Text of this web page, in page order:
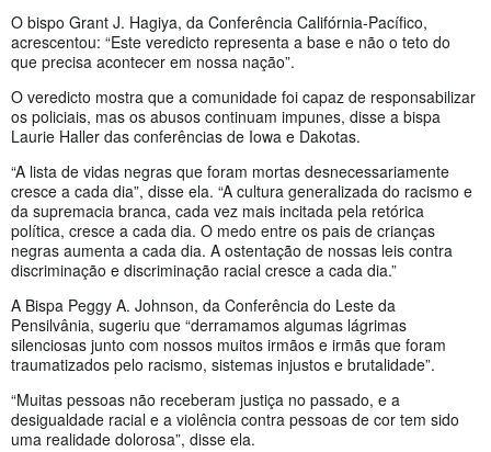
O bispo Grant J. Hagiya, da Conferência Califórnia-Pacífico,
acrescentou: “Este veredicto representa a base e não o teto do
que precisa acontecer em nossa nação”.
O veredicto mostra que a comunidade foi capaz de responsabilizar
os policiais, mas os abusos continuam impunes, disse a bispa
Laurie Haller das conferências de Iowa e Dakotas.
“A lista de vidas negras que foram mortas desnecessariamente
cresce a cada dia”, disse ela. “A cultura generalizada do racismo e
da supremacia branca, cada vez mais incitada pela retórica
política, cresce a cada dia. O medo entre os pais de crianças
negras aumenta a cada dia. A ostentação de nossas leis contra
discriminação e discriminação racial cresce a cada dia.”
A Bispa Peggy A. Johnson, da Conferência do Leste da
Pensilvânia, sugeriu que “derramamos algumas lágrimas
silenciosas junto com nossos muitos irmãos e irmãs que foram
traumatizados pelo racismo, sistemas injustos e brutalidade”.
“Muitas pessoas não receberam justiça no passado, e a
desigualdade racial e a violência contra pessoas de cor tem sido
uma realidade dolorosa”, disse ela.